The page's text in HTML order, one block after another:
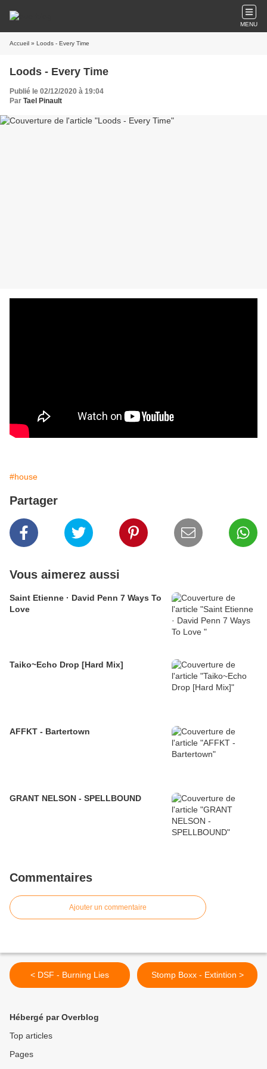
MENU
Accueil » Loods - Every Time
Loods - Every Time
Publié le 02/12/2020 à 19:04
Par Tael Pinault
#house
Partager
Vous aimerez aussi
Saint Etienne · David Penn 7 Ways To
Love
Taiko~Echo Drop [Hard Mix]
AFFKT - Bartertown
GRANT NELSON - SPELLBOUND
Commentaires
Ajouter un commentaire
< DSF - Burning Lies Stomp Boxx - Extintion >
Hébergé par Overblog
Top articles
Pages